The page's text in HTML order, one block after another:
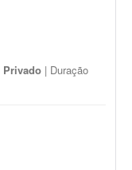
Privado | Duração